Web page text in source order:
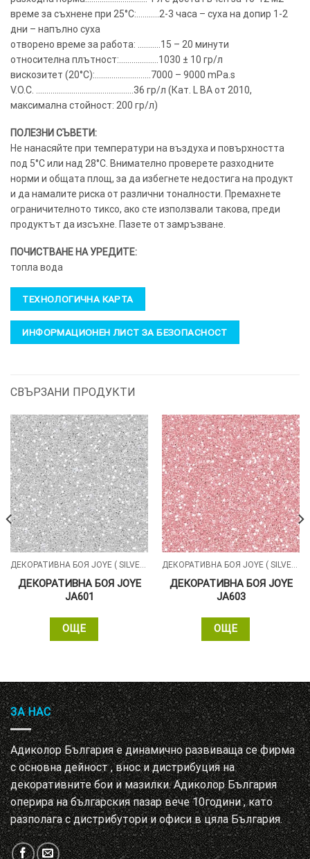
време за съхнене при 25°C:………..2-3 часа – суха на допир 1-2
дни – напълно суха
отворено време за работа: ………..15 – 20 минути
относителна плътност:……………….1030 ± 10 гр/л
вискозитет (20°C):………………………7000 – 9000 mPa.s
V.O.C. ………………………………………..36 гр/л (Кат. L BA от 2010,
максимална стойност: 200 гр/л)
ПОЛЕЗНИ СЪВЕТИ:
Не нанасяйте при температури на въздуха и повърхността
под 5°C или над 28°C. Внимателно проверете разходните
норми и общата площ, за да избегнете недостига на продукт
и да намалите риска от различни тоналности. Премахнете
ограничителното тиксо, ако сте използвали такова, преди
продуктът да изсъхне. Пазете от замръзване.
ПОЧИСТВАНЕ НА УРЕДИТЕ:
топла вода
ТЕХНОЛОГИЧНА КАРТА
ИНФОРМАЦИОНЕН ЛИСТ ЗА БЕЗОПАСНОСТ
СВЪРЗАНИ ПРОДУКТИ
ДЕКОРАТИВНА БОЯ JOYE ( SILVER , GOLD )
ДЕКОРАТИВНА БОЯ JOYE
JA601
ОЩЕ
ДЕКОРАТИВНА БОЯ JOYE ( SILVER , GOLD )
ДЕКОРАТИВНА БОЯ JOYE
JA603
ОЩЕ
ЗА НАС
Адиколор България е динамично развиваща се фирма
с основна дейност , внос и дистрибуция на
декоративните бои и мазилки. Адиколор България
оперира на българския пазар вече 10години , като
разполага с дистрибутори и офиси в цяла България.